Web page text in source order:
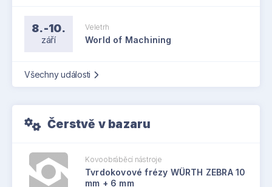
8.-10.
září
Veletrh
World of Machining
Všechny události
Čerstvě v bazaru
Kovoobráběcí nástroje
Tvrdokovové frézy WÜRTH ZEBRA 10
mm + 6 mm